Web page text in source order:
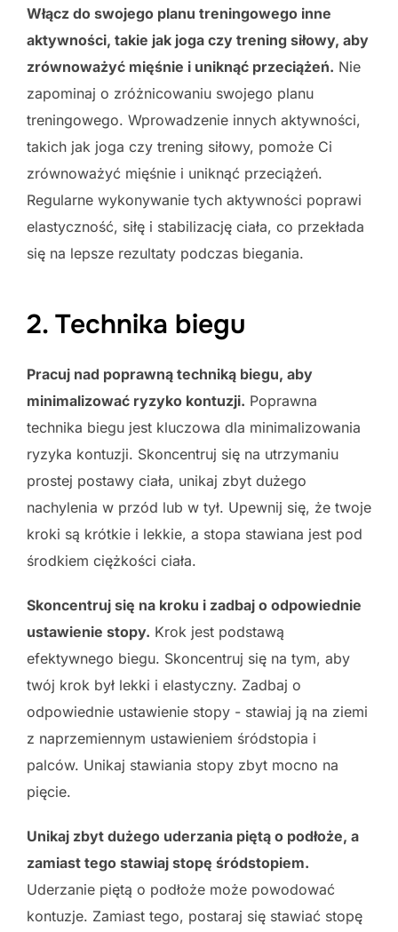
Włącz do swojego planu treningowego inne
aktywności, takie jak joga czy trening siłowy, aby
zrównoważyć mięśnie i uniknąć przeciążeń. Nie
zapominaj o zróżnicowaniu swojego planu
treningowego. Wprowadzenie innych aktywności,
takich jak joga czy trening siłowy, pomoże Ci
zrównoważyć mięśnie i uniknąć przeciążeń.
Regularne wykonywanie tych aktywności poprawi
elastyczność, siłę i stabilizację ciała, co przekłada
się na lepsze rezultaty podczas biegania.
2. Technika biegu
Pracuj nad poprawną techniką biegu, aby
minimalizować ryzyko kontuzji. Poprawna
technika biegu jest kluczowa dla minimalizowania
ryzyka kontuzji. Skoncentruj się na utrzymaniu
prostej postawy ciała, unikaj zbyt dużego
nachylenia w przód lub w tył. Upewnij się, że twoje
kroki są krótkie i lekkie, a stopa stawiana jest pod
środkiem ciężkości ciała.
Skoncentruj się na kroku i zadbaj o odpowiednie
ustawienie stopy. Krok jest podstawą
efektywnego biegu. Skoncentruj się na tym, aby
twój krok był lekki i elastyczny. Zadbaj o
odpowiednie ustawienie stopy - stawiaj ją na ziemi
z naprzemiennym ustawieniem śródstopia i
palców. Unikaj stawiania stopy zbyt mocno na
pięcie.
Unikaj zbyt dużego uderzania piętą o podłoże, a
zamiast tego stawiaj stopę śródstopiem.
Uderzanie piętą o podłoże może powodować
kontuzje. Zamiast tego, postaraj się stawiać stopę